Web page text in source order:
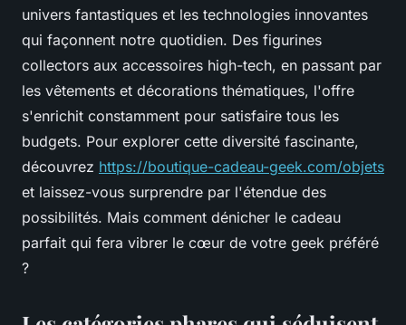
univers fantastiques et les technologies innovantes
qui façonnent notre quotidien. Des figurines
collectors aux accessoires high-tech, en passant par
les vêtements et décorations thématiques, l'offre
s'enrichit constamment pour satisfaire tous les
budgets. Pour explorer cette diversité fascinante,
découvrez https://boutique-cadeau-geek.com/objets
et laissez-vous surprendre par l'étendue des
possibilités. Mais comment dénicher le cadeau
parfait qui fera vibrer le cœur de votre geek préféré
?